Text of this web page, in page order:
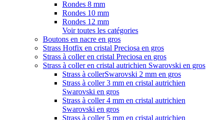
Rondes 8 mm
Rondes 10 mm
Rondes 12 mm
Voir toutes les catégories
Boutons en nacre en gros
Strass Hotfix en cristal Preciosa en gros
Strass à coller en cristal Preciosa en gros
Strass à coller en cristal autrichien Swarovski en gros
Strass à collerSwarovski 2 mm en gros
Strass à coller 3 mm en cristal autrichien
Swarovski en gros
Strass à coller 4 mm en cristal autrichien
Swarovski en gros
Strass à coller 5 mm en cristal autrichien